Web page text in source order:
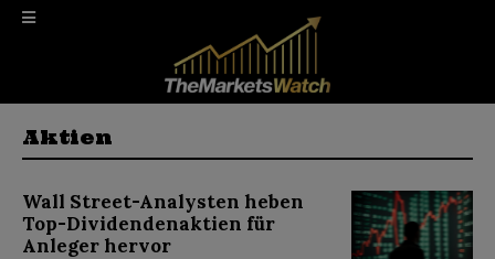
Aktien
Wall Street-Analysten heben
Top-Dividendenaktien für
Anleger hervor